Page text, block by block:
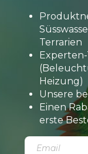
Terrarien
Heizung)
Unsere
Einen
erste